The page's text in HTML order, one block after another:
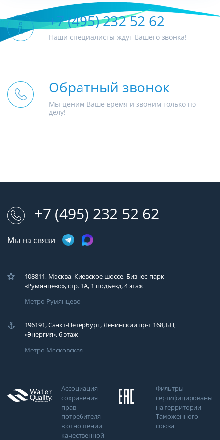
+7 (495) 232 52 62
Наши специалисты ждут Вашего звонка!
Обратный звонок
Мы ценим Ваше время и звоним только по
делу!
+7 (495) 232 52 62
Мы на связи
108811, Москва, Киевское шоссе, Бизнес-парк
«Румянцево», стр. 1А, 1 подъезд, 4 этаж
Метро Румянцево
196191, Санкт-Петербург, Ленинский пр-т 168, БЦ
«Энергия», 6 этаж
Метро Московская
Ассоциация
сохранения
прав
потребителя
в отношении
качественной
Фильтры
сертифицированы
на территории
Таможенного
союза